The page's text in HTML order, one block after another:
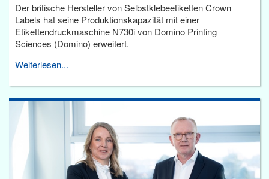
Der britische Hersteller von Selbstklebeetiketten Crown
Labels hat seine Produktionskapazität mit einer
Etikettendruckmaschine N730i von Domino Printing
Sciences (Domino) erweitert.
Weiterlesen...